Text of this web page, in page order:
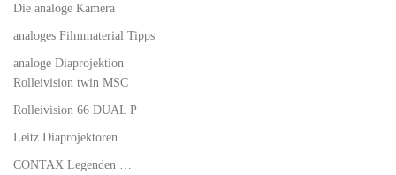
Die analoge Kamera
analoges Filmmaterial Tipps
analoge Diaprojektion
Rolleivision twin MSC
Rolleivision 66 DUAL P
Leitz Diaprojektoren
CONTAX Legenden …